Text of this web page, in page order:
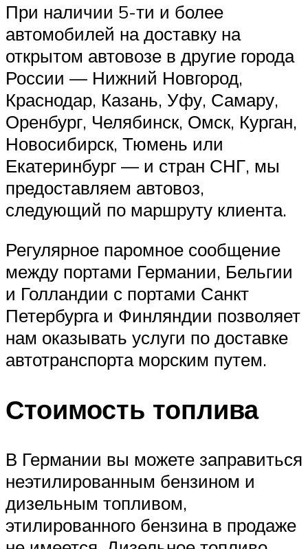
При наличии 5-ти и более
автомобилей на доставку на
открытом автовозе в другие города
России — Нижний Новгород,
Краснодар, Казань, Уфу, Самару,
Оренбург, Челябинск, Омск, Курган,
Новосибирск, Тюмень или
Екатеринбург — и стран СНГ, мы
предоставляем автовоз,
следующий по маршруту клиента.
Регулярное паромное сообщение
между портами Германии, Бельгии
и Голландии с портами Санкт
Петербурга и Финляндии позволяет
нам оказывать услуги по доставке
автотранспорта морским путем.
Стоимость топлива
В Германии вы можете заправиться
неэтилированным бензином и
дизельным топливом,
этилированного бензина в продаже